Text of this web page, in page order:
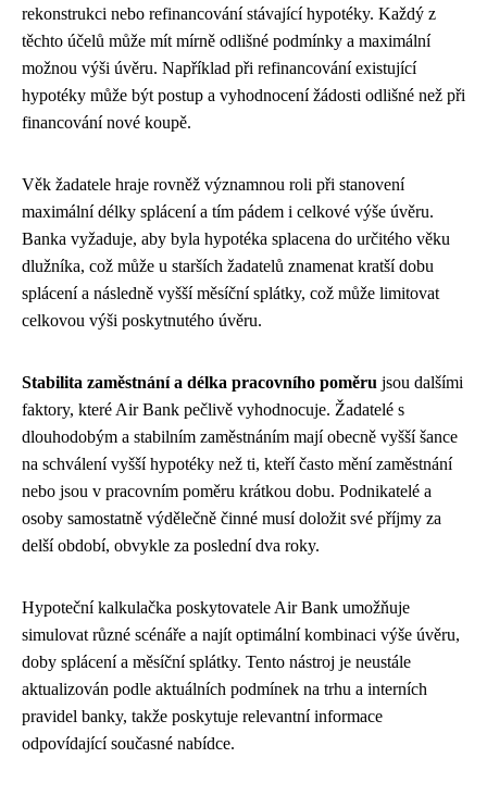
rekonstrukci nebo refinancování stávající hypotéky. Každý z
těchto účelů může mít mírně odlišné podmínky a maximální
možnou výši úvěru. Například při refinancování existující
hypotéky může být postup a vyhodnocení žádosti odlišné než při
financování nové koupě.
Věk žadatele hraje rovněž významnou roli při stanovení
maximální délky splácení a tím pádem i celkové výše úvěru.
Banka vyžaduje, aby byla hypotéka splacena do určitého věku
dlužníka, což může u starších žadatelů znamenat kratší dobu
splácení a následně vyšší měsíční splátky, což může limitovat
celkovou výši poskytnutého úvěru.
Stabilita zaměstnání a délka pracovního poměru jsou dalšími
faktory, které Air Bank pečlivě vyhodnocuje. Žadatelé s
dlouhodobým a stabilním zaměstnáním mají obecně vyšší šance
na schválení vyšší hypotéky než ti, kteří často mění zaměstnání
nebo jsou v pracovním poměru krátkou dobu. Podnikatelé a
osoby samostatně výdělečně činné musí doložit své příjmy za
delší období, obvykle za poslední dva roky.
Hypoteční kalkulačka poskytovatele Air Bank umožňuje
simulovat různé scénáře a najít optimální kombinaci výše úvěru,
doby splácení a měsíční splátky. Tento nástroj je neustále
aktualizován podle aktuálních podmínek na trhu a interních
pravidel banky, takže poskytuje relevantní informace
odpovídající současné nabídce.